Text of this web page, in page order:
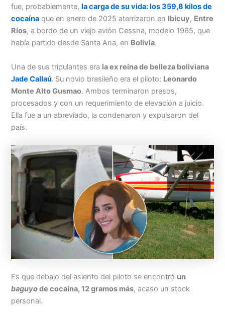
fue, probablemente, la carga de su vida: los 359,8 kilos de
cocaína que en enero de 2025 aterrizaron en Ibicuy, Entre
Ríos, a bordo de un viejo avión Cessna, modelo 1965, que
había partido desde Santa Ana, en Bolivia.
Una de sus tripulantes era la ex reina de belleza boliviana
Jade Callaú. Su novio brasileño era el piloto: Leonardo
Monte Alto Gusmao. Ambos terminaron presos,
procesados y con un requerimiento de elevación a juicio.
Ella fue a un abreviado, la condenaron y expulsaron del
país.
Es que debajo del asiento del piloto se encontró un
baguyode cocaína, 12 gramos más, acaso un stock
personal.